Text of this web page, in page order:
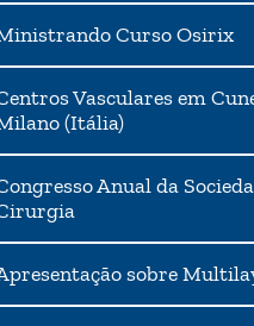
Curso Osirix
Vasculares em
(Itália)
Anual da
sobre